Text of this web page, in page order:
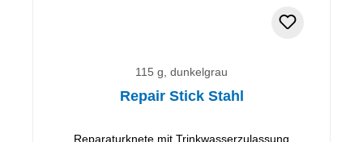
115 g, dunkelgrau
Repair Stick Stahl
Reparaturknete mit Trinkwasserzulassung